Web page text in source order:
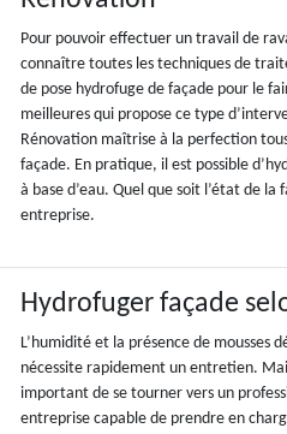
Pour pouvoir effectuer un travail de
connaître toutes les techniques de
de pose hydrofuge de façade pour le
meilleures qui propose ce type
Rénovation maîtrise à la perfection
façade. En pratique, il est possible
à base d’eau. Quel que soit l’état de
entreprise.
Hydrofuger façade
L’humidité et la présence de mousses
nécessite rapidement un entretien.
important de se tourner vers un
entreprise capable de prendre en